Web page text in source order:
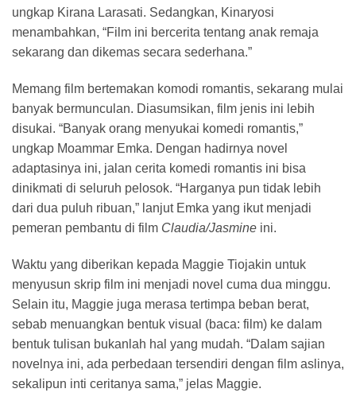
ungkap Kirana Larasati. Sedangkan, Kinaryosi
menambahkan, “Film ini bercerita tentang anak remaja
sekarang dan dikemas secara sederhana.”
Memang film bertemakan komodi romantis, sekarang mulai
banyak bermunculan. Diasumsikan, film jenis ini lebih
disukai. “Banyak orang menyukai komedi romantis,”
ungkap Moammar Emka. Dengan hadirnya novel
adaptasinya ini, jalan cerita komedi romantis ini bisa
dinikmati di seluruh pelosok. “Harganya pun tidak lebih
dari dua puluh ribuan,” lanjut Emka yang ikut menjadi
pemeran pembantu di film Claudia/Jasmine ini.
Waktu yang diberikan kepada Maggie Tiojakin untuk
menyusun skrip film ini menjadi novel cuma dua minggu.
Selain itu, Maggie juga merasa tertimpa beban berat,
sebab menuangkan bentuk visual (baca: film) ke dalam
bentuk tulisan bukanlah hal yang mudah. “Dalam sajian
novelnya ini, ada perbedaan tersendiri dengan film aslinya,
sekalipun inti ceritanya sama,” jelas Maggie.